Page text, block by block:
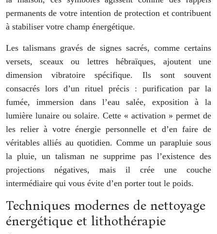
permanents de votre intention de protection et contribuent
à stabiliser votre champ énergétique.
Les talismans gravés de signes sacrés, comme certains
versets, sceaux ou lettres hébraïques, ajoutent une
dimension vibratoire spécifique. Ils sont souvent
consacrés lors d’un rituel précis : purification par la
fumée, immersion dans l’eau salée, exposition à la
lumière lunaire ou solaire. Cette « activation » permet de
les relier à votre énergie personnelle et d’en faire de
véritables alliés au quotidien. Comme un parapluie sous
la pluie, un talisman ne supprime pas l’existence des
projections négatives, mais il crée une couche
intermédiaire qui vous évite d’en porter tout le poids.
Techniques modernes de nettoyage
énergétique et lithothérapie